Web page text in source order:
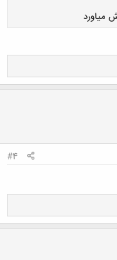
میاورد
#4